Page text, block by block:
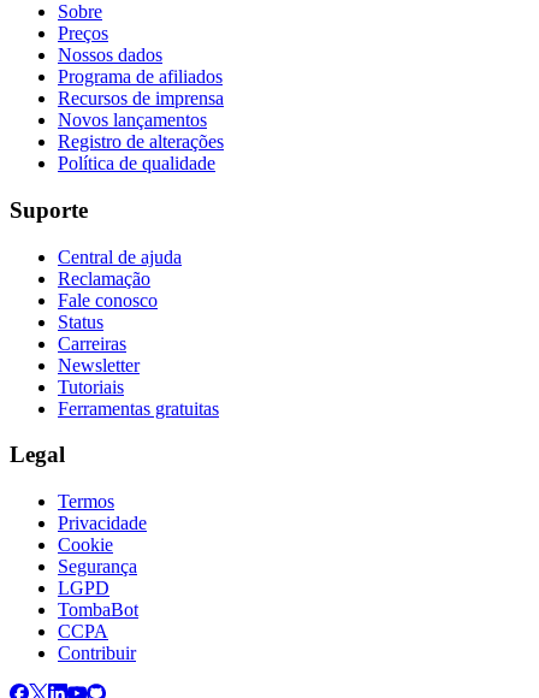
Sobre
Preços
Nossos dados
Programa de afiliados
Recursos de imprensa
Novos lançamentos
Registro de alterações
Política de qualidade
Suporte
Central de ajuda
Reclamação
Fale conosco
Status
Carreiras
Newsletter
Tutoriais
Ferramentas gratuitas
Legal
Termos
Privacidade
Cookie
Segurança
LGPD
TombaBot
CCPA
Contribuir